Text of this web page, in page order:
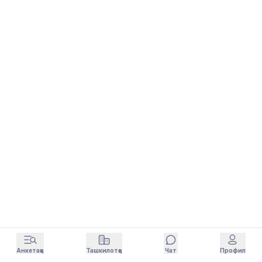
Анкетаҳо Ташкилотҳо Чат Профил